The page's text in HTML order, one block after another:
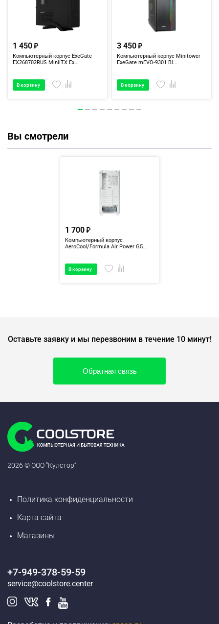
1 450
Компьютерный корпус ExeGate
EX268702RUS MiniITX Ex...
В корзину
3 450
Компьютерный корпус Minitower
ExeGate mEVO-9301 Bl...
В корзину
Вы смотрели
1 700
Компьютерный корпус
AeroCool/Formula Air Power G5...
В корзину
Оставьте заявку и мы перезвоним в течение 10 минут!
Обратная связь
2026 © ООО “Кулстор”
Политика конфиденциальности
Карта сайта
Магазины
+7-949-378-59-59
service@coolstore.center